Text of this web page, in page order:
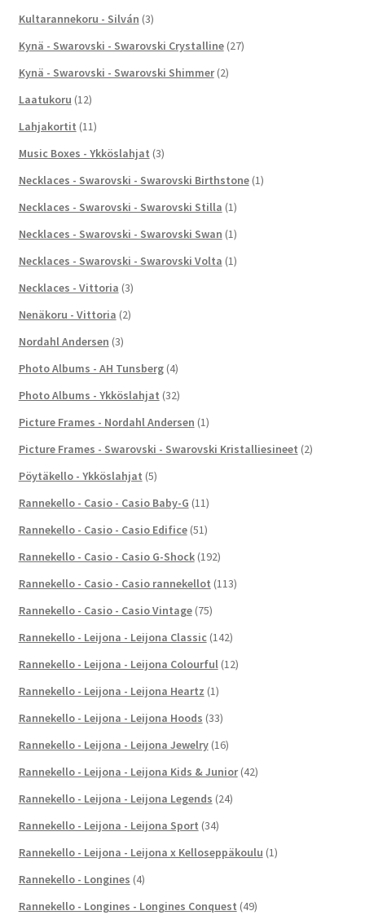
Kultarannekoru - Silván (3)
Kynä - Swarovski - Swarovski Crystalline (27)
Kynä - Swarovski - Swarovski Shimmer (2)
Laatukoru (12)
Lahjakortit (11)
Music Boxes - Ykköslahjat (3)
Necklaces - Swarovski - Swarovski Birthstone (1)
Necklaces - Swarovski - Swarovski Stilla (1)
Necklaces - Swarovski - Swarovski Swan (1)
Necklaces - Swarovski - Swarovski Volta (1)
Necklaces - Vittoria (3)
Nenäkoru - Vittoria (2)
Nordahl Andersen (3)
Photo Albums - AH Tunsberg (4)
Photo Albums - Ykköslahjat (32)
Picture Frames - Nordahl Andersen (1)
Picture Frames - Swarovski - Swarovski Kristalliesineet (2)
Pöytäkello - Ykköslahjat (5)
Rannekello - Casio - Casio Baby-G (11)
Rannekello - Casio - Casio Edifice (51)
Rannekello - Casio - Casio G-Shock (192)
Rannekello - Casio - Casio rannekellot (113)
Rannekello - Casio - Casio Vintage (75)
Rannekello - Leijona - Leijona Classic (142)
Rannekello - Leijona - Leijona Colourful (12)
Rannekello - Leijona - Leijona Heartz (1)
Rannekello - Leijona - Leijona Hoods (33)
Rannekello - Leijona - Leijona Jewelry (16)
Rannekello - Leijona - Leijona Kids & Junior (42)
Rannekello - Leijona - Leijona Legends (24)
Rannekello - Leijona - Leijona Sport (34)
Rannekello - Leijona - Leijona x Kelloseppäkoulu (1)
Rannekello - Longines (4)
Rannekello - Longines - Longines Conquest (49)